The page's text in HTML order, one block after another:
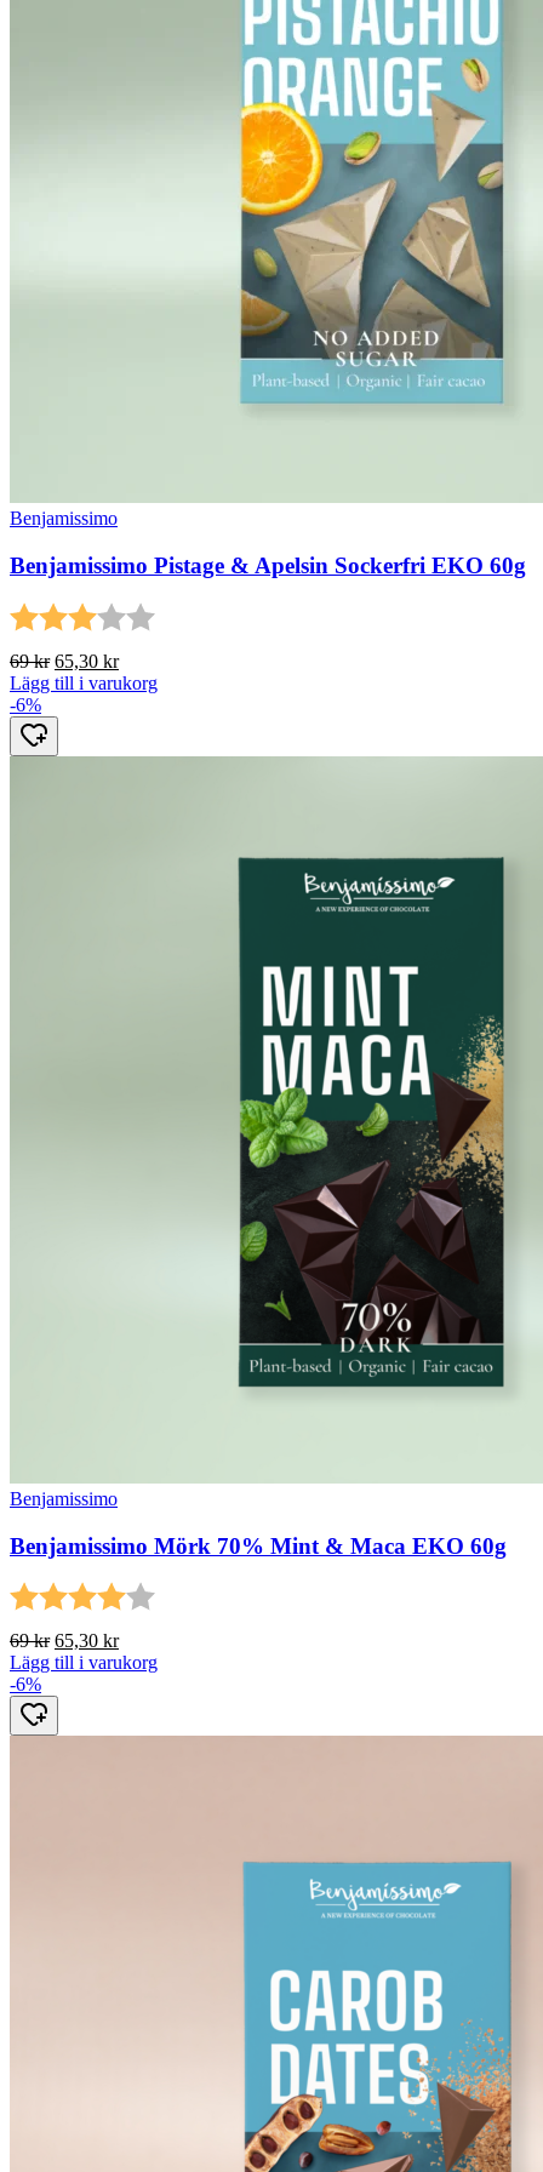
Benjamissimo
Benjamissimo Pistage & Apelsin Sockerfri EKO 60g
Betyg:
69kr Det
ursprungliga
var:
65,30 krDet
nuvarande
Lägg till i varukorg
-6%
Benjamissimo
Benjamissimo Mörk 70% Mint & Maca EKO 60g
Betyg:
69kr Det
ursprungliga
var:
65,30 krDet
nuvarande
Lägg till i varukorg
-6%